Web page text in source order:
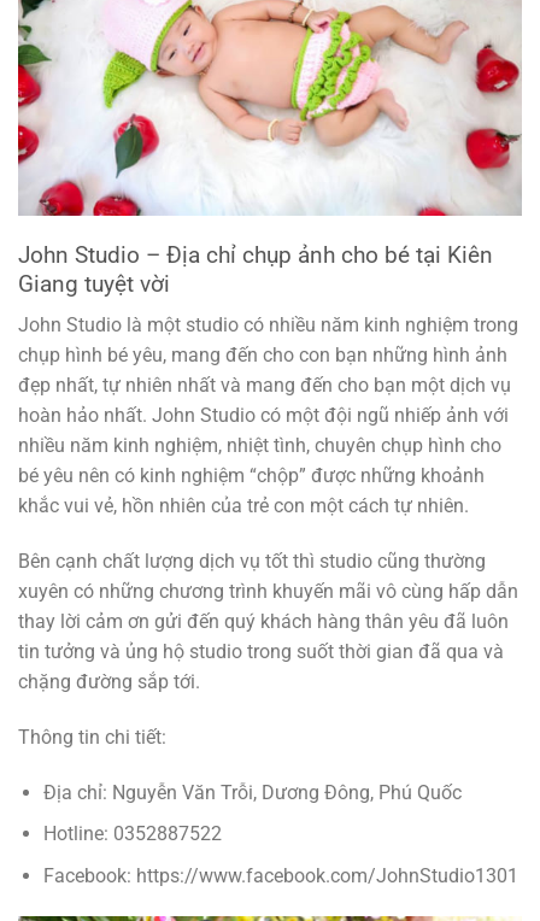
John Studio – Địa chỉ chụp ảnh cho bé tại Kiên
Giang tuyệt vời
John Studio là một studio có nhiều năm kinh nghiệm trong
chụp hình bé yêu, mang đến cho con bạn những hình ảnh
đẹp nhất, tự nhiên nhất và mang đến cho bạn một dịch vụ
hoàn hảo nhất. John Studio có một đội ngũ nhiếp ảnh với
nhiều năm kinh nghiệm, nhiệt tình, chuyên chụp hình cho
bé yêu nên có kinh nghiệm “chộp” được những khoảnh
khắc vui vẻ, hồn nhiên của trẻ con một cách tự nhiên.
Bên cạnh chất lượng dịch vụ tốt thì studio cũng thường
xuyên có những chương trình khuyến mãi vô cùng hấp dẫn
thay lời cảm ơn gửi đến quý khách hàng thân yêu đã luôn
tin tưởng và ủng hộ studio trong suốt thời gian đã qua và
chặng đường sắp tới.
Thông tin chi tiết:
Địa chỉ: Nguyễn Văn Trỗi, Dương Đông, Phú Quốc
Hotline: 0352887522
Facebook: https://www.facebook.com/JohnStudio1301